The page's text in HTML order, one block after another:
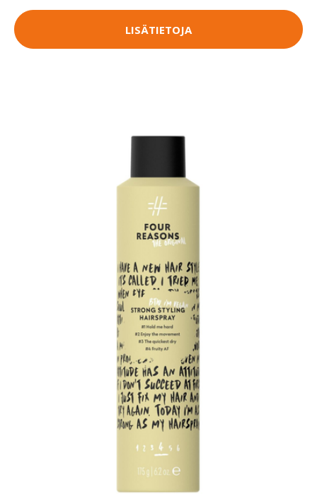
LISÄTIETOJA